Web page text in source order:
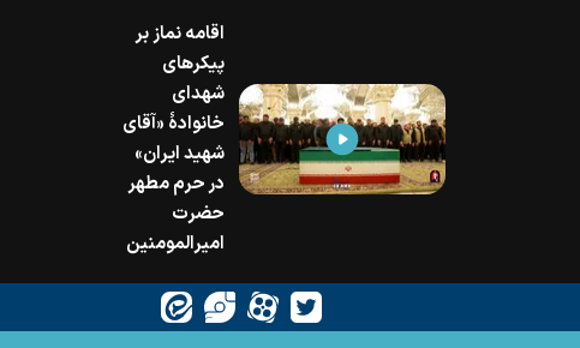
اقامه نماز بر
پیکرهای
شهدای
خانوادۀ «آقای
شهید ایران»
در حرم مطهر
حضرت
امیرالمومنین